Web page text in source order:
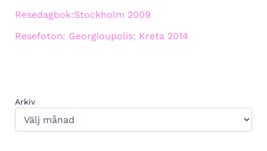
Resedagbok:Stockholm 2009
Resefoton: Georgioupolis; Kreta 2014
Arkiv